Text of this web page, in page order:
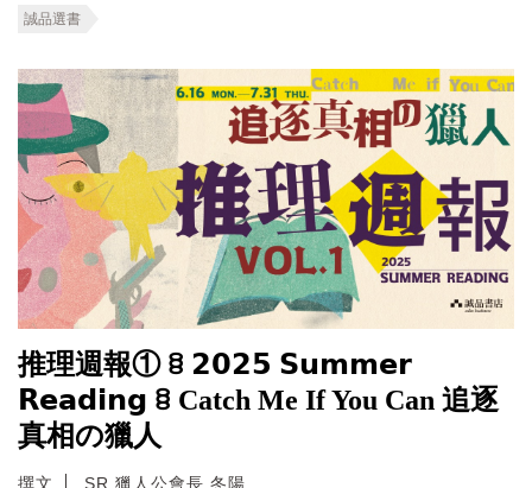
誠品選書
推理週報① ꊞ 𝟮𝟬𝟮𝟱 𝗦𝘂𝗺𝗺𝗲𝗿
𝗥𝗲𝗮𝗱𝗶𝗻𝗴 ꊞ Catch Me If You Can 追逐
真相の獵人
撰文 SR 獵人公會長 冬陽